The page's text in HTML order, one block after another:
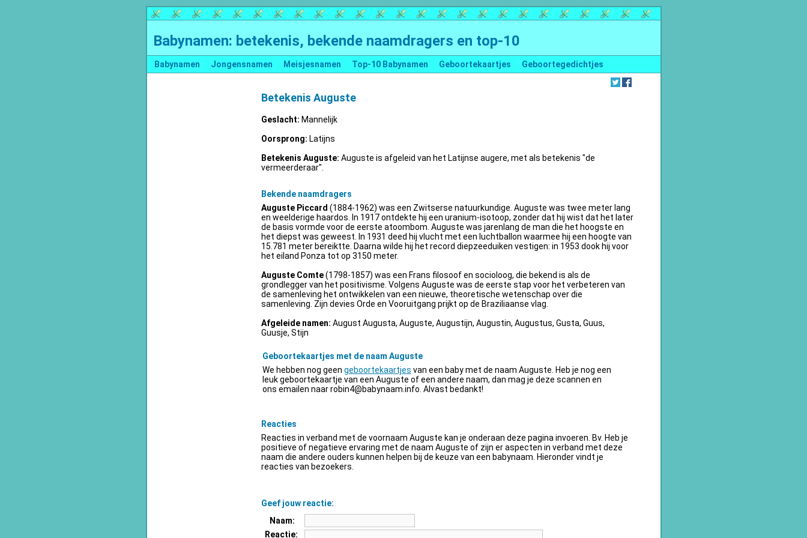
Babynamen: betekenis, bekende naamdragers en top-10
Babynamen Jongensnamen Meisjesnamen Top-10 Babynamen Geboortekaartjes Geboortegedichtjes
Betekenis Auguste
Geslacht: Mannelijk
Oorsprong: Latijns
Betekenis Auguste: Auguste is afgeleid van het Latijnse augere, met als betekenis "de
vermeerderaar".
Bekende naamdragers
Auguste Piccard (1884-1962) was een Zwitserse natuurkundige. Auguste was twee meter lang
en weelderige haardos. In 1917 ontdekte hij een uranium-isotoop, zonder dat hij wist dat het later
de basis vormde voor de eerste atoombom. Auguste was jarenlang de man die het hoogste en
het diepst was geweest. In 1931 deed hij vlucht met een luchtballon waarmee hij een hoogte van
15.781 meter bereiktte. Daarna wilde hij het record diepzeeduiken vestigen: in 1953 dook hij voor
het eiland Ponza tot op 3150 meter.
Auguste Comte(1798-1857) was een Frans filosoof en socioloog, die bekend is als de
grondlegger van het positivisme. Volgens Auguste was de eerste stap voor het verbeteren van
de samenleving het ontwikkelen van een nieuwe, theoretische wetenschap over die
samenleving. Zijn devies Orde en Vooruitgang prijkt op de Braziliaanse vlag.
Afgeleide namen: August Augusta, Auguste, Augustijn, Augustin, Augustus, Gusta, Guus,
Guusje, Stijn
Geboortekaartjes met de naam Auguste
We hebben nog geen geboortekaartjes van een baby met de naam Auguste. Heb je nog een
leuk geboortekaartje van een Auguste of een andere naam, dan mag je deze scannen en
ons emailen naarrobin4@babynaam.info . Alvast bedankt!
Reacties
Reacties in verband met de voornaam Auguste kan je onderaan deze pagina invoeren. Bv. Heb je
positieve of negatieve ervaring met de naam Auguste of zijn er aspecten in verband met deze
naam die andere ouders kunnen helpen bij de keuze van een babynaam. Hieronder vindt je
reacties van bezoekers.
Geef jouw reactie:
Naam:
Reactie: